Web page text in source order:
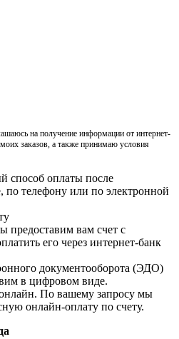
на получение информации от интернет-
заказов, а также принимаю условия
способ оплаты после
по телефону или по электронной
предоставим вам счет с
его через интернет-банк
документооборота (ЭДО)
в цифровом виде.
По вашему запросу мы
онлайн-оплату по счету.